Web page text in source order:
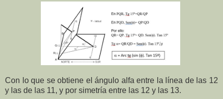
Con lo que se obtiene el ángulo alfa entre la línea de las 12
y las de las 11, y por simetría entre las 12 y las 13.